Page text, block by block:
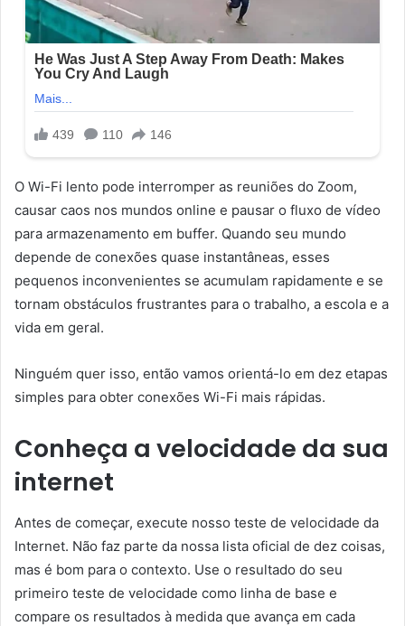
O Wi-Fi lento pode interromper as reuniões do Zoom,
causar caos nos mundos online e pausar o fluxo de vídeo
para armazenamento em buffer. Quando seu mundo
depende de conexões quase instantâneas, esses
pequenos inconvenientes se acumulam rapidamente e se
tornam obstáculos frustrantes para o trabalho, a escola e a
vida em geral.
Ninguém quer isso, então vamos orientá-lo em dez etapas
simples para obter conexões Wi-Fi mais rápidas.
Conheça a velocidade da sua
internet
Antes de começar, execute nosso teste de velocidade da
Internet. Não faz parte da nossa lista oficial de dez coisas,
mas é bom para o contexto. Use o resultado do seu
primeiro teste de velocidade como linha de base e
compare os resultados à medida que avança em cada